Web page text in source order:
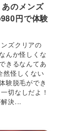
あのメンズ
円で体験
ズクリアの
んか怪しくな
きるなんてあ
然怪しくない
験脱毛ができ
切なしだよ！
決...